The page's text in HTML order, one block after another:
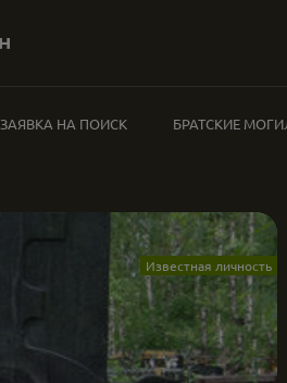
ЗАЯВКА НА ПОИСК БРАТСКИЕ
Известная личность